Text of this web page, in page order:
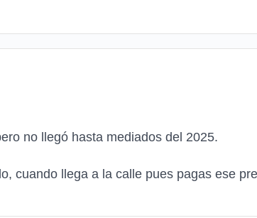
no llegó hasta mediados del 2025.
cuando llega a la calle pues pagas ese